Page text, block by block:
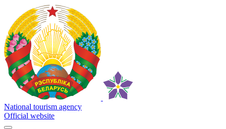
National tourism agency
Official website